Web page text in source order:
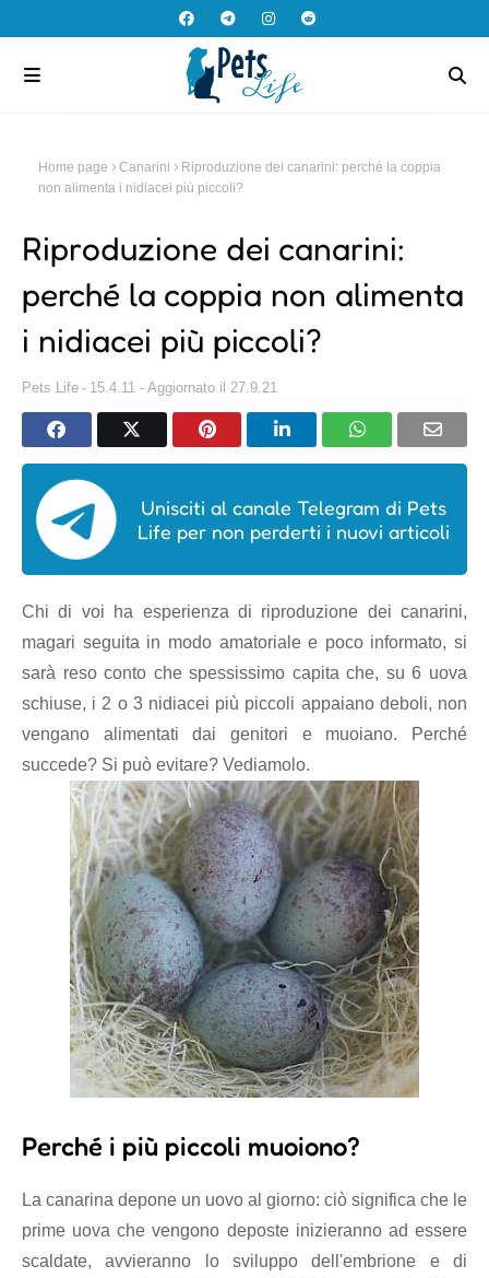
Home page Canarini
Riproduzione dei canarini: perché la coppia
non alimenta i nidiacei più piccoli?
Riproduzione dei canarini:
perché la coppia non alimenta
i nidiacei più piccoli?
Pets Life 15.4.11 - Aggiornato il 27.9.21
Unisciti al canale Telegram di Pets
Life per non perderti i nuovi articoli
Chi di voi ha esperienza di riproduzione dei canarini,
magari seguita in modo amatoriale e poco informato, si
sarà reso conto che spessissimo capita che, su 6 uova
schiuse, i 2 o 3 nidiacei più piccoli appaiano deboli, non
vengano alimentati dai genitori e muoiano. Perché
succede? Si può evitare? Vediamolo.
Perché i più piccoli muoiono?
La canarina depone un uovo al giorno: ciò significa che le
prime uova che vengono deposte inizieranno ad essere
scaldate, avvieranno lo sviluppo dell'embrione e di